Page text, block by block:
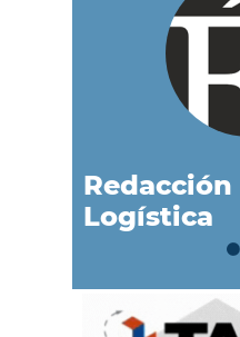
Redacción
Logística